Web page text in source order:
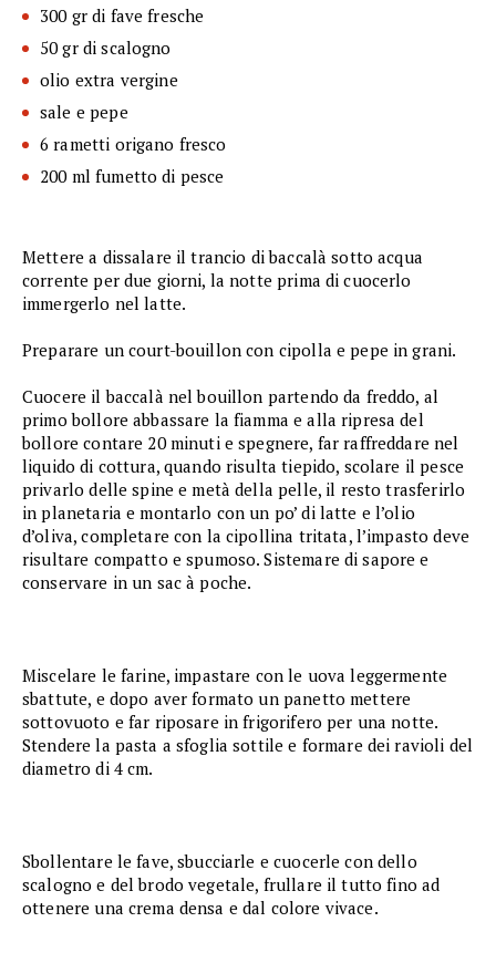
300 gr di fave fresche
50 gr di scalogno
olio extra vergine
sale e pepe
6 rametti origano fresco
200 ml fumetto di pesce
Mettere a dissalare il trancio di baccalà sotto acqua
corrente per due giorni, la notte prima di cuocerlo
immergerlo nel latte.
Preparare un court-bouillon con cipolla e pepe in grani.
Cuocere il baccalà nel bouillon partendo da freddo, al
primo bollore abbassare la fiamma e alla ripresa del
bollore contare 20 minuti e spegnere, far raffreddare nel
liquido di cottura, quando risulta tiepido, scolare il pesce
privarlo delle spine e metà della pelle, il resto trasferirlo
in planetaria e montarlo con un po’ di latte e l’olio
d’oliva, completare con la cipollina tritata, l’impasto deve
risultare compatto e spumoso. Sistemare di sapore e
conservare in un sac à poche.
Miscelare le farine, impastare con le uova leggermente
sbattute, e dopo aver formato un panetto mettere
sottovuoto e far riposare in frigorifero per una notte.
Stendere la pasta a sfoglia sottile e formare dei ravioli del
diametro di 4 cm.
Sbollentare le fave, sbucciarle e cuocerle con dello
scalogno e del brodo vegetale, frullare il tutto fino ad
ottenere una crema densa e dal colore vivace.